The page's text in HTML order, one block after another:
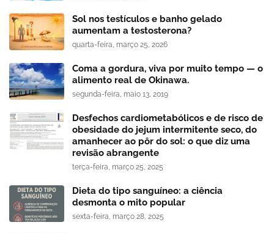
Sol nos testículos e banho gelado
aumentam a testosterona?
quarta-feira, março 25, 2026
Coma a gordura, viva por muito tempo — o
alimento real de Okinawa.
segunda-feira, maio 13, 2019
Desfechos cardiometabólicos e de risco de
obesidade do jejum intermitente seco, do
amanhecer ao pôr do sol: o que diz uma
revisão abrangente
terça-feira, março 25, 2025
Dieta do tipo sanguíneo: a ciência
desmonta o mito popular
sexta-feira, março 28, 2025